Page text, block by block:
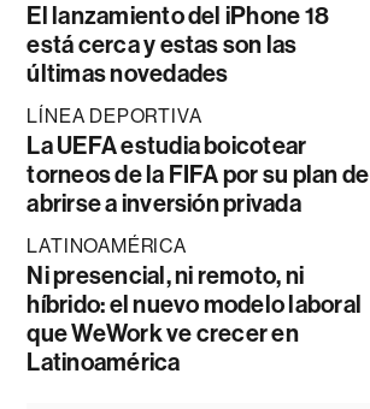
El lanzamiento del iPhone 18
está cerca y estas son las
últimas novedades
LÍNEA DEPORTIVA
La UEFA estudia boicotear
torneos de la FIFA por su plan de
abrirse a inversión privada
LATINOAMÉRICA
Ni presencial, ni remoto, ni
híbrido: el nuevo modelo laboral
que WeWork ve crecer en
Latinoamérica